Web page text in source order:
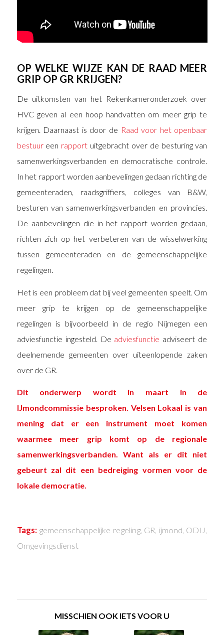
OP WELKE WIJZE KAN DE RAAD MEER
GRIP OP GR KRIJGEN?
De uitkomsten van het Rekenkameronderzoek over
HVC geven al een hoop handvatten om meer grip te
krijgen. Daarnaast is door de Raad voor het openbaar
bestuureen rapport uitgebracht over de besturing van
samenwerkingsverbanden en democratische controle.
In het rapport worden aanbevelingen gedaan richting de
gemeenteraden, raadsgriffiers, colleges van B&W,
besturen van samenwerkingsverbanden en provincies.
De aanbevelingen die in het rapport worden gedaan,
richten zich op het verbeteren van de wisselwerking
tussen gemeenteraden en de gemeenschappelijke
regelingen.
Het is een probleem dat bij veel gemeenten speelt. Om
meer grip te krijgen op de gemeenschappelijke
regelingen is bijvoorbeeld in de regio Nijmegen een
adviesfunctie ingesteld. De adviesfunctie adviseert de
deelnemende gemeenten over uiteenlopende zaken
over de GR.
Dit onderwerp wordt in maart in de
IJmondcommissie besproken. Velsen Lokaal is van
mening dat er een instrument moet komen
waarmee meer grip komt op de regionale
samenwerkingsverbanden. Want als er dit niet
gebeurt zal dit een bedreiging vormen voor de
lokale democratie.
Tags: gemeenschappelijke regeling, GR, ijmond, ODIJ,
Omgevingsdienst
MISSCHIEN OOK IETS VOOR U